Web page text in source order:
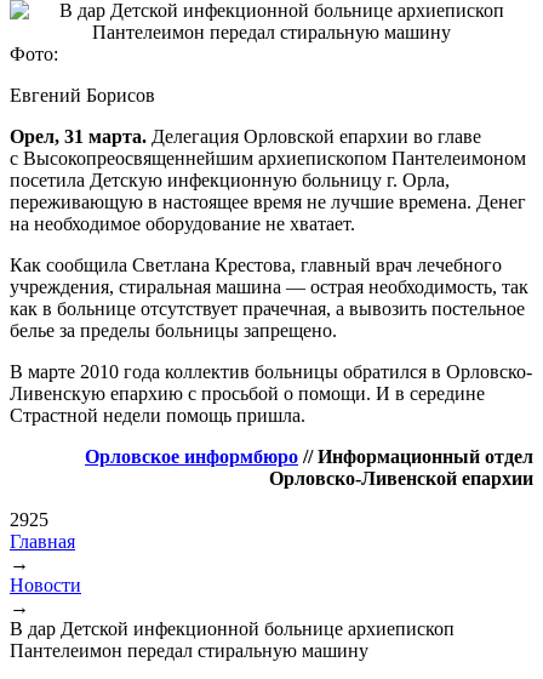
Фото:
Евгений Борисов
Орел, 31 марта. Делегация Орловской епархии во главе
с Высокопреосвященнейшим архиепископом Пантелеимоном
посетила Детскую инфекционную больницу г. Орла,
переживающую в настоящее время не лучшие времена. Денег
на необходимое оборудование не хватает.
Как сообщила Светлана Крестова, главный врач лечебного
учреждения, стиральная машина — острая необходимость, так
как в больнице отсутствует прачечная, а вывозить постельное
белье за пределы больницы запрещено.
В марте 2010 года коллектив больницы обратился в Орловско-
Ливенскую епархию с просьбой о помощи. И в середине
Страстной недели помощь пришла.
Орловское информбюро // Информационный отдел
Орловско-Ливенской епархии
2925
Вы здесь
Главная
→
Новости
→
В дар Детской инфекционной больнице архиепископ
Пантелеимон передал стиральную машину